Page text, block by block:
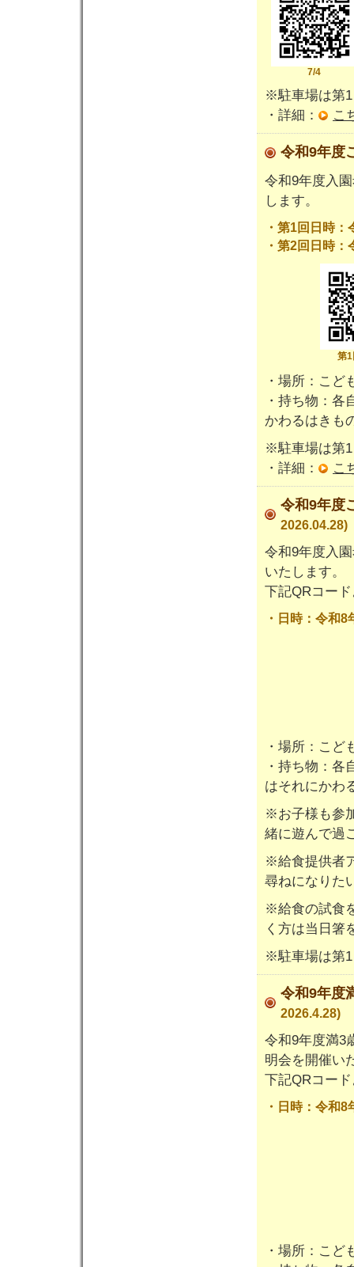
7/4
※駐車場は第1
・詳細：
こ
令和9年度
令和9年度入
します。
・第1回日時
・第2回日時
第
・場所：こど
・持ち物：各
かわるはきも
※駐車場は第1
・詳細：
こ
令和9年度
2026.04.28)
令和9年度入
いたします。
下記QRコー
・日時：令和
・場所：こど
・持ち物：各
はそれにかわ
※お子様も参
緒に遊んで過
※給食提供者
尋ねになりた
※給食の試食
く方は当日箸
※駐車場は第1
令和9年度
2026.4.28)
令和9年度満3
明会を開催い
下記QRコー
・日時：令和
・場所：こど